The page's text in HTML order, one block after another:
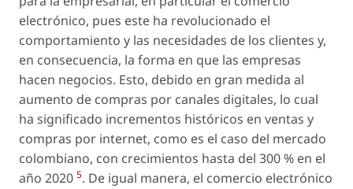
electrónico, pues este ha revolucionado el
comportamiento y las necesidades de los clientes y,
en consecuencia, la forma en que las empresas
hacen negocios. Esto, debido en gran medida al
aumento de compras por canales digitales, lo cual
ha significado incrementos históricos en ventas y
compras por internet, como es el caso del mercado
colombiano, con crecimientos hasta del 300 % en el
año 2020 5. De igual manera, el comercio electrónico